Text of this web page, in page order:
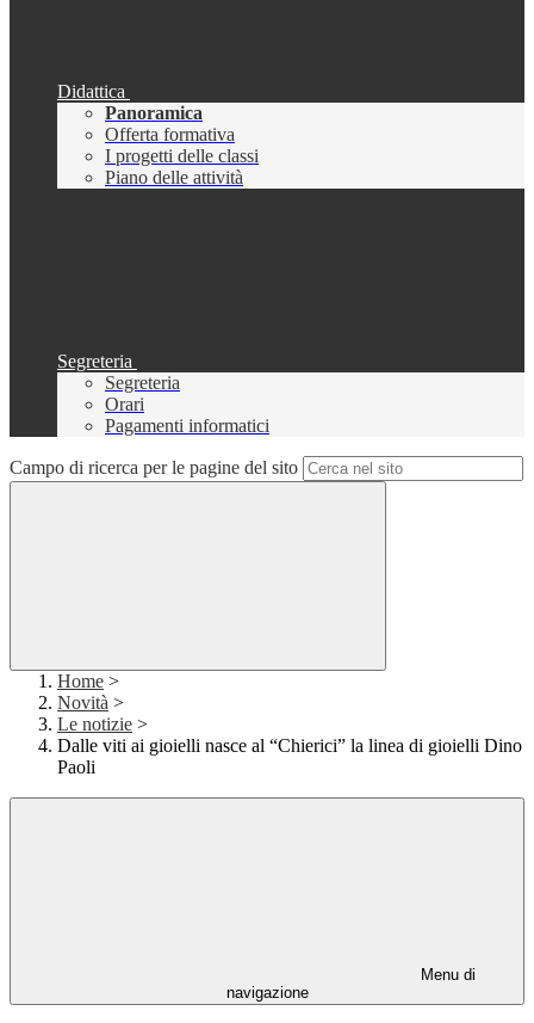
Didattica
Panoramica
Offerta formativa
I progetti delle classi
Piano delle attività
Segreteria
Segreteria
Orari
Pagamenti informatici
Campo di ricerca per le pagine del sito
Home >
Novità >
Le notizie >
Dalle viti ai gioielli nasce al “Chierici” la linea di gioielli Dino
Paoli
Menu di
navigazione